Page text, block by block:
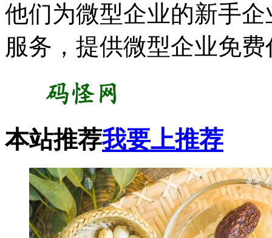
他们为微型企业的新手
服务，提供微型企业免
本站推荐我要上推荐